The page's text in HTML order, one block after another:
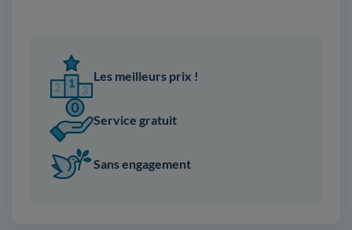
Les meilleurs prix !
Service gratuit
Sans engagement